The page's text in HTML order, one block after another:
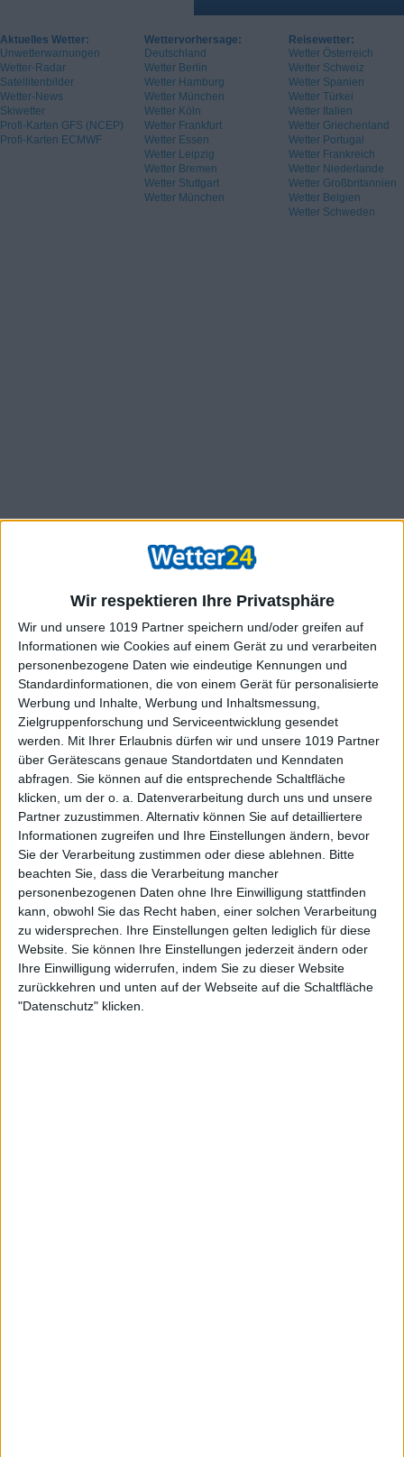
Wir respektieren Ihre Privatsphäre
Wir und unsere 1019 Partner speichern und/oder greifen auf
Informationen wie Cookies auf einem Gerät zu und verarbeiten
personenbezogene Daten wie eindeutige Kennungen und
Standardinformationen, die von einem Gerät für personalisierte
Werbung und Inhalte, Werbung und Inhaltsmessung,
Zielgruppenforschung und Serviceentwicklung gesendet
werden.
Mit Ihrer Erlaubnis dürfen wir und unsere 1019 Partner
über Gerätescans genaue Standortdaten und Kenndaten
abfragen. Sie können auf die entsprechende Schaltfläche
klicken, um der o. a. Datenverarbeitung durch uns und unsere
Partner zuzustimmen. Alternativ können Sie auf detailliertere
Informationen zugreifen und Ihre Einstellungen ändern, bevor
Sie der Verarbeitung zustimmen oder diese ablehnen.
Bitte
beachten Sie, dass die Verarbeitung mancher
personenbezogenen Daten ohne Ihre Einwilligung stattfinden
kann, obwohl Sie das Recht haben, einer solchen Verarbeitung
zu widersprechen. Ihre Einstellungen gelten lediglich für diese
Website. Sie können Ihre Einstellungen jederzeit ändern oder
Ihre Einwilligung widerrufen, indem Sie zu dieser Website
zurückkehren und unten auf der Webseite auf die Schaltfläche
"Datenschutz" klicken.
Aktuelles Wetter:
Unwetterwarnungen
Wetter-Radar
Satellitenbilder
Wetter-News
Skiwetter
Profi-Karten GFS (NCEP)
Profi-Karten ECMWF
Wettervorhersage:
Deutschland
Wetter Berlin
Wetter Hamburg
Wetter München
Wetter Köln
Wetter Frankfurt
Wetter Essen
Wetter Leipzig
Wetter Bremen
Wetter Stuttgart
Wetter München
Reisewetter:
Wetter Österreich
Wetter Schweiz
Wetter Spanien
Wetter Türkei
Wetter Italien
Wetter Griechenland
Wetter Portugal
Wetter Frankreich
Wetter Niederlande
Wetter Großbritannien
Wetter Belgien
Wetter Schweden